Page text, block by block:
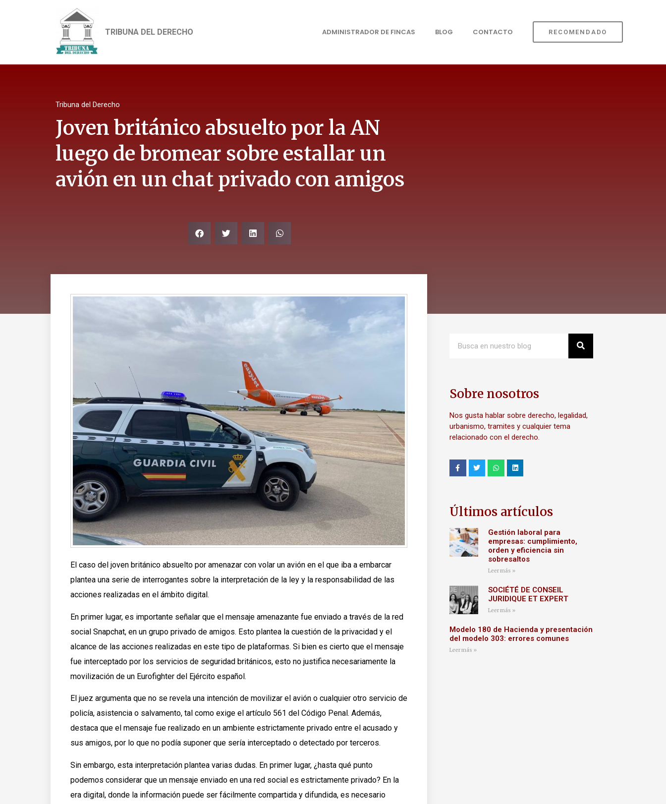
TRIBUNA DEL DERECHO ADMINISTRADOR DE FINCAS BLOG CONTACTO RECOMENDADO
Tribuna del Derecho
Joven británico absuelto por la AN
luego de bromear sobre estallar un
avión en un chat privado con amigos
El caso del joven británico absuelto por amenazar con volar un avión en el que iba a embarcar
plantea una serie de interrogantes sobre la interpretación de la ley y la responsabilidad de las
acciones realizadas en el ámbito digital.
En primer lugar, es importante señalar que el mensaje amenazante fue enviado a través de la red
social Snapchat, en un grupo privado de amigos. Esto plantea la cuestión de la privacidad y el
alcance de las acciones realizadas en este tipo de plataformas. Si bien es cierto que el mensaje
fue interceptado por los servicios de seguridad británicos, esto no justifica necesariamente la
movilización de un Eurofighter del Ejército español.
El juez argumenta que no se revela una intención de movilizar el avión o cualquier otro servicio de
policía, asistencia o salvamento, tal como exige el artículo 561 del Código Penal. Además,
destaca que el mensaje fue realizado en un ambiente estrictamente privado entre el acusado y
sus amigos, por lo que no podía suponer que sería interceptado o detectado por terceros.
Sin embargo, esta interpretación plantea varias dudas. En primer lugar, ¿hasta qué punto
podemos considerar que un mensaje enviado en una red social es estrictamente privado? En la
era digital, donde la información puede ser fácilmente compartida y difundida, es necesario
Sobre nosotros
Nos gusta hablar sobre derecho, legalidad,
urbanismo, tramites y cualquier tema
relacionado con el derecho.
Últimos artículos
Gestión laboral para
empresas: cumplimiento,
orden y eficiencia sin
sobresaltos
Leer más »
SOCIÉTÉ DE CONSEIL
JURIDIQUE ET EXPERT
Leer más »
Modelo 180 de Hacienda y presentación
del modelo 303: errores comunes
Leer más »